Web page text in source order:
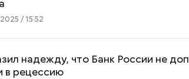
/ 15:52
надежду, что Банк России не
в рецессию